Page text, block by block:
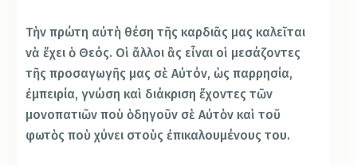
Τὴν πρώτη αὐτὴ θέση τῆς καρδιᾶς μας καλεῖται
νὰ ἔχει ὁ Θεός. Οἱ ἄλλοι ἂς εἶναι οἱ μεσάζοντες
τῆς προσαγωγῆς μας σὲ Αὐτόν, ὡς παρρησία,
ἐμπειρία, γνώση καὶ διάκριση ἔχοντες τῶν
μονοπατιῶν ποὺ ὁδηγοῦν σὲ Αὐτὸν καὶ τοῦ
φωτὸς ποὺ χύνει στοὺς ἐπικαλουμένους του.